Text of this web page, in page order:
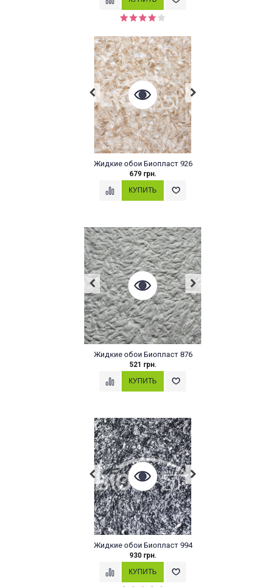
Жидкие обои Биопласт 926
679 грн.
Жидкие обои Биопласт 876
521 грн.
Жидкие обои Биопласт 994
930 грн.